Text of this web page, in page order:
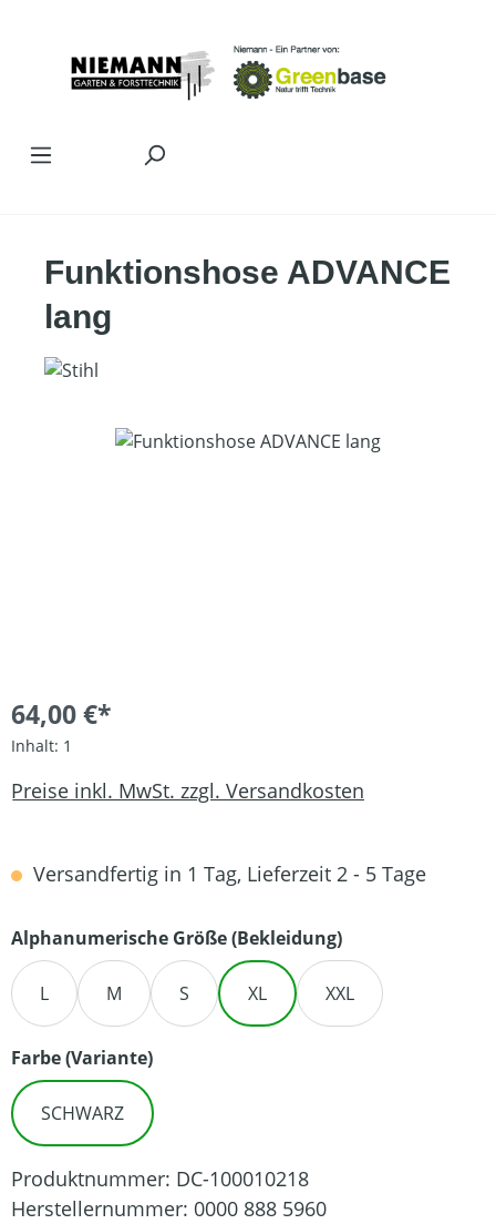
Funktionshose ADVANCE
lang
Bildergalerie überspringen
64,00 €*
Inhalt: 1
Preise inkl. MwSt. zzgl. Versandkosten
Versandfertig in 1 Tag, Lieferzeit 2 - 5 Tage
Alphanumerische Größe (Bekleidung)auswählen
L M S XL XXL
Farbe (Variante)auswählen
SCHWARZ
Produktnummer: DC-100010218
Herstellernummer: 0000 888 5960